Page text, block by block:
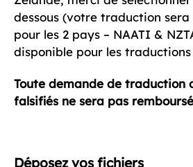
dessous (votre traduction
pour les 2 pays – NAATI &
disponible pour les traductions
Toute demande de traduction
falsifiés ne sera pas